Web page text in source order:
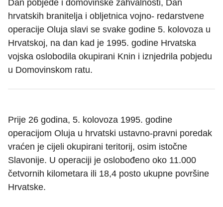
Dan pobjede i domovinske zahvalnosti, Dan
hrvatskih branitelja i obljetnica vojno- redarstvene
operacije Oluja slavi se svake godine 5. kolovoza u
Hrvatskoj, na dan kad je 1995. godine Hrvatska
vojska oslobodila okupirani Knin i iznjedrila pobjedu
u Domovinskom ratu.
Prije 26 godina, 5. kolovoza 1995. godine
operacijom Oluja u hrvatski ustavno-pravni poredak
vraćen je cijeli okupirani teritorij, osim istočne
Slavonije. U operaciji je oslobođeno oko 11.000
četvornih kilometara ili 18,4 posto ukupne površine
Hrvatske.